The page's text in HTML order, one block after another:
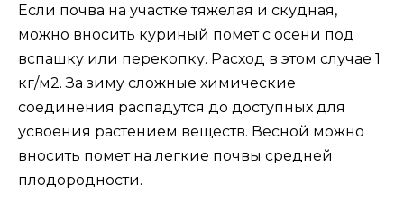
Если почва на участке тяжелая и скудная,
можно вносить куриный помет с осени под
вспашку или перекопку. Расход в этом случае 1
кг/м2. За зиму сложные химические
соединения распадутся до доступных для
усвоения растением веществ. Весной можно
вносить помет на легкие почвы средней
плодородности.